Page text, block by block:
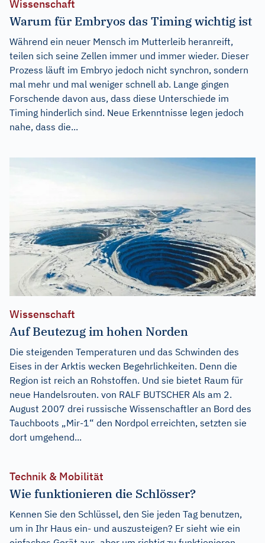
Wissenschaft
Warum für Embryos das Timing wichtig ist
Während ein neuer Mensch im Mutterleib heranreift,
teilen sich seine Zellen immer und immer wieder. Dieser
Prozess läuft im Embryo jedoch nicht synchron, sondern
mal mehr und mal weniger schnell ab. Lange gingen
Forschende davon aus, dass diese Unterschiede im
Timing hinderlich sind. Neue Erkenntnisse legen jedoch
nahe, dass die...
Wissenschaft
Auf Beutezug im hohen Norden
Die steigenden Temperaturen und das Schwinden des
Eises in der Arktis wecken Begehrlichkeiten. Denn die
Region ist reich an Rohstoffen. Und sie bietet Raum für
neue Handelsrouten. von RALF BUTSCHER Als am 2.
August 2007 drei russische Wissenschaftler an Bord des
Tauchboots „Mir-1“ den Nordpol erreichten, setzten sie
dort umgehend...
Technik & Mobilität
Wie funktionieren die Schlösser?
Kennen Sie den Schlüssel, den Sie jeden Tag benutzen,
um in Ihr Haus ein- und auszusteigen? Er sieht wie ein